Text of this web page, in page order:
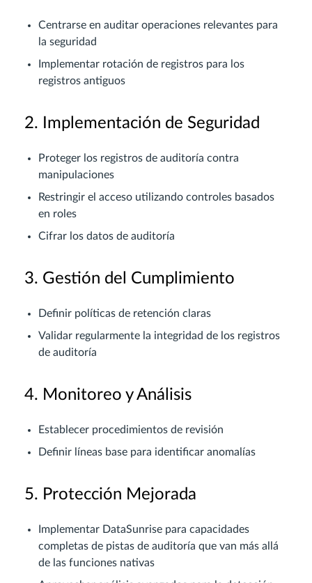
Centrarse en auditar operaciones relevantes para
la seguridad
Implementar rotación de registros para los
registros antiguos
2. Implementación de Seguridad
Proteger los registros de auditoría contra
manipulaciones
Restringir el acceso utilizando controles basados
en roles
Cifrar los datos de auditoría
3. Gestión del Cumplimiento
Definir políticas de retención claras
Validar regularmente la integridad de los registros
de auditoría
4. Monitoreo y Análisis
Establecer procedimientos de revisión
Definir líneas base para identificar anomalías
5. Protección Mejorada
Implementar DataSunrise para capacidades
completas de pistas de auditoría que van más allá
de las funciones nativas